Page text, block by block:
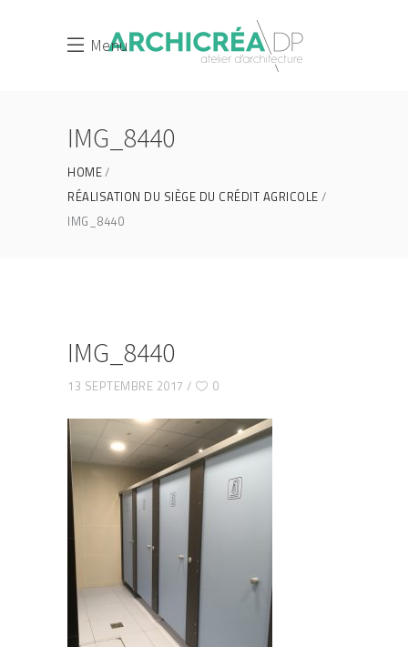
Menu
IMG_8440
HOME
RÉALISATION DU SIÈGE DU CRÉDIT AGRICOLE
IMG_8440
IMG_8440
13 SEPTEMBRE 2017 0